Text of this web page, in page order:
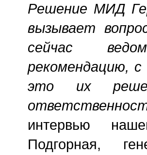
Решение МИД
вызывает
сейчас
рекомендацию,
это их
интервью
Подгорная,